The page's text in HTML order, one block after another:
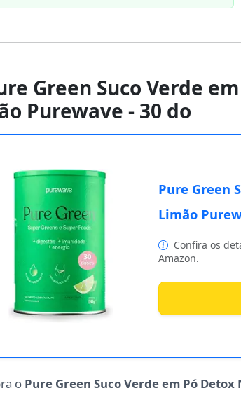
Green Suco Verde
Purewave - 30 do
Pure Green
Limão
Confira os
Amazon.
o Pure Green Suco Verde em Pó